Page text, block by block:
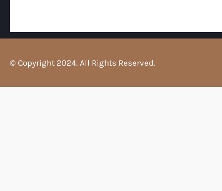
© Copyright 2024. All Rights Reserved.